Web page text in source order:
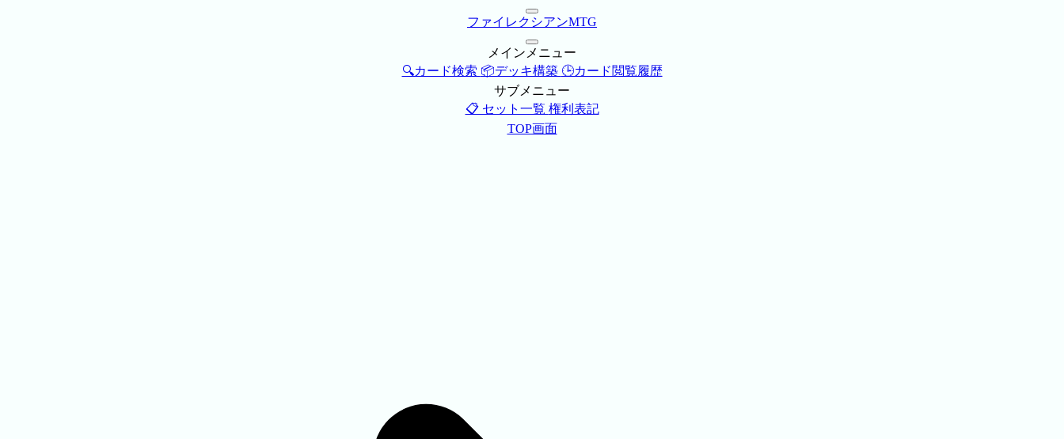
ファイレクシアンMTG
メインメニュー
🔍カード検索 📦デッキ構築 🕒カード閲覧履歴
サブメニュー
📋 セット一覧 権利表記
TOP画面